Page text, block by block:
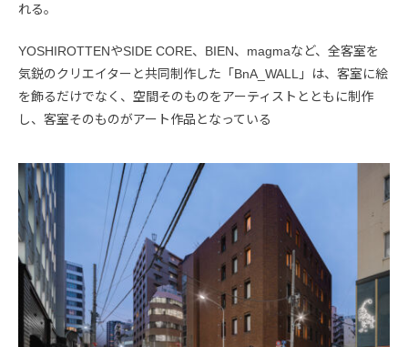
れる。
YOSHIROTTENやSIDE CORE、BIEN、magmaなど、全客室を
気鋭のクリエイターと共同制作した「BnA_WALL」は、客室に絵
を飾るだけでなく、空間そのものをアーティストとともに制作
し、客室そのものがアート作品となっている